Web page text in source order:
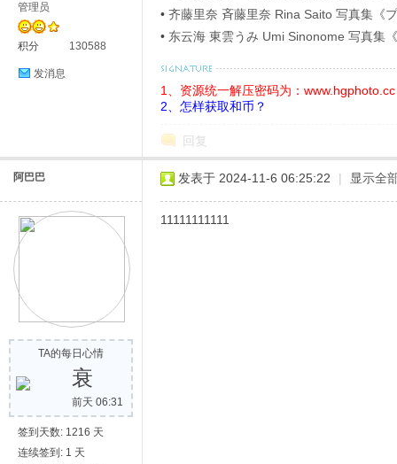
管理员
积分 130588
发消息
ラビアＳＰ！４》[54P]
• 齐藤里奈 斉藤里奈 Rina Saito 写真集《
イ》[71P]
• 东云海 東雲うみ Umi Sinonome 写真集
1、资源统一解压密码为：www.hgphoto.cc
2、怎样获取和币？
回复
阿巴巴
TA的每日心情
衰
前天 06:31
签到天数: 1216 天
连续签到: 1 天
发表于 2024-11-6 06:25:22 | 显示全
11111111111